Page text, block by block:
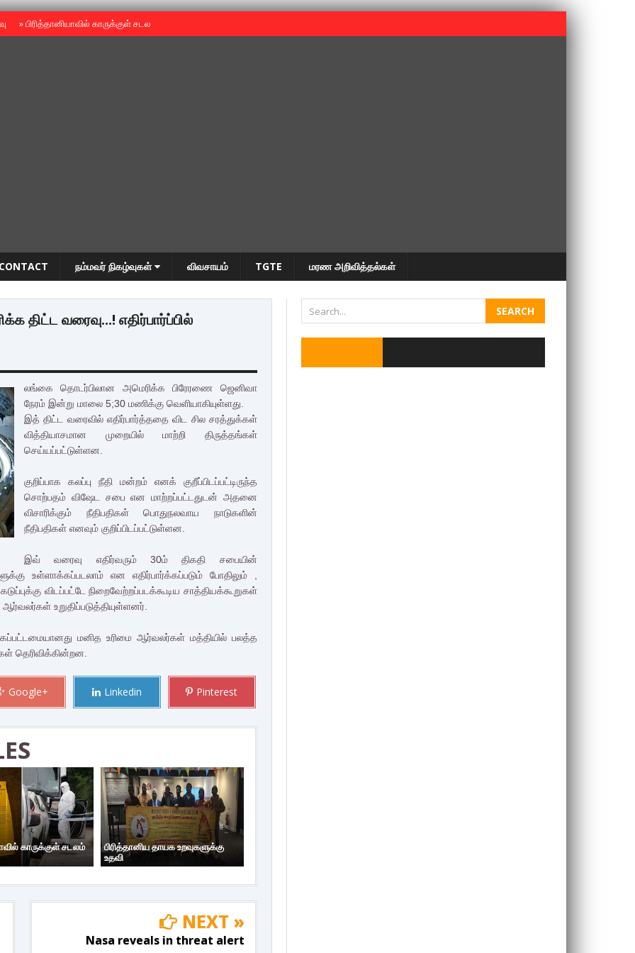
»பிரித்தானியாவில் காருக்குள் சடலம் -தமிழருடையதா ?
CONTACT நம்மவர் நிகழ்வுகள் விவசாயம் TGTE மரண அறிவித்தல்கள்
திட்ட வரைவு...! எதிர்பார்ப்பில்
லங்கை தொடர்பிலான அமெரிக்க பிரேரணை ஜெனிவா
நேரம் இன்று மாலை 5;30 மணிக்கு வெளியாகியுள்ளது.
இத் திட்ட வரைவில் எதிர்பார்த்ததை விட சில சரத்துக்கள்
வித்தியாசமான முறையில் மாற்றி திருத்தங்கள்
செய்யப்பட்டுள்ளன.
குறிப்பாக கலப்பு நீதி மன்றம் எனக் குறீப்பிடப்பட்டிருந்த
சொற்பதம் விஷேட சபை என மாற்றப்பட்டதுடன் அதனை
விசாரிக்கும் நீதிபதிகள் பொதுநலவாய நாடுகளின்
நீதிபதிகள் எனவும் குறிப்பிடப்பட்டுள்ளன.
இவ்வரைவு எதிர்வரும் 30ம் திகதி சபையின்
உள்ளாக்கப்படலாம் என எதிர்பார்க்கப்படும் போதிலும் ,
விடப்பட்டே நிறைவேற்றப்படக்கூடிய சாத்தியக்கூறுகள்
உறுதிப்படுத்தியுள்ளனர்.
மனித உரிமை ஆர்வலர்கள் மத்தியில் பலத்த
தெரிவிக்கின்றன.
Google+ Linkedin Pinterest
காருக்குள் சடலம்
பிரித்தானிய தாயக உறவுகளுக்கு
உதவி
NEXT »
Nasa reveals in threat alert